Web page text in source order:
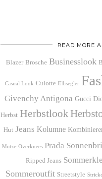
READ MORE
Blazer Brosche Businesslook
Casual Look Culotte Elbsegler
Givenchy Antigona Gucci
Herbst Herbstlook
Hut Jeans Kolumne
Mütze Overknees Prada
Ripped Jeans
Sommeroutfit Streetstyle